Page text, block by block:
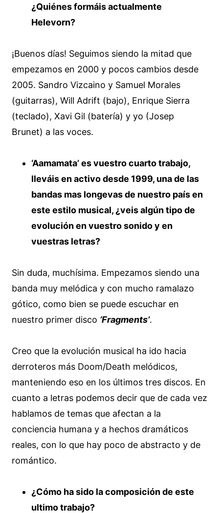
¿Quiénes formáis actualmente
Helevorn?
¡Buenos días! Seguimos siendo la mitad que
empezamos en 2000 y pocos cambios desde
2005. Sandro Vizcaino y Samuel Morales
(guitarras), Will Adrift (bajo), Enrique Sierra
(teclado), Xavi Gil (batería) y yo (Josep
Brunet) a las voces.
‘Aamamata’ es vuestro cuarto trabajo,
lleváis en activo desde 1999, una de las
bandas mas longevas de nuestro país en
este estilo musical, ¿veis algún tipo de
evolución en vuestro sonido y en
vuestras letras?
Sin duda, muchísima. Empezamos siendo una
banda muy melódica y con mucho ramalazo
gótico, como bien se puede escuchar en
nuestro primer disco ‘Fragments’.
Creo que la evolución musical ha ido hacia
derroteros más Doom/Death melódicos,
manteniendo eso en los últimos tres discos. En
cuanto a letras podemos decir que de cada vez
hablamos de temas que afectan a la
conciencia humana y a hechos dramáticos
reales, con lo que hay poco de abstracto y de
romántico.
¿Cómo ha sido la composición de este
ultimo trabajo?